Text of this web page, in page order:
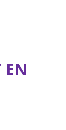
EN